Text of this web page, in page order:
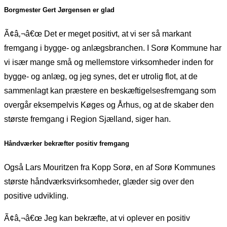
Borgmester Gert Jørgensen er glad
Ã¢â‚¬â€œ Det er meget positivt, at vi ser så markant
fremgang i bygge- og anlægsbranchen. I Sorø Kommune har
vi især mange små og mellemstore virksomheder inden for
bygge- og anlæg, og jeg synes, det er utrolig flot, at de
sammenlagt kan præstere en beskæftigelsesfremgang som
overgår eksempelvis Køges og Århus, og at de skaber den
største fremgang i Region Sjælland, siger han.
Håndværker bekræfter positiv fremgang
Også Lars Mouritzen fra Kopp Sorø, en af Sorø Kommunes
største håndværksvirksomheder, glæder sig over den
positive udvikling.
Ã¢â‚¬â€œ Jeg kan bekræfte, at vi oplever en positiv